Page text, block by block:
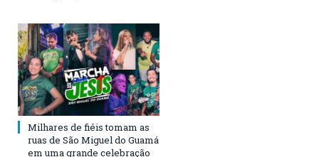
Milhares de fiéis tomam as
ruas de São Miguel do Guamá
em uma grande celebração